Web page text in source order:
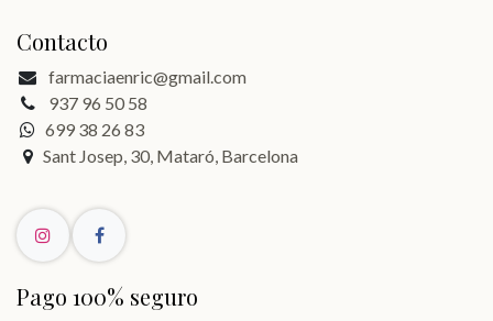
Contacto
farmaciaenric@gmail.com
937 96 50 58
699 38 26 83
Sant Josep, 30, Mataró, Barcelona
Pago 100% seguro